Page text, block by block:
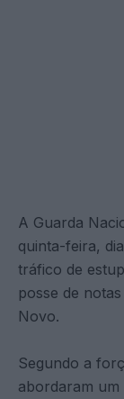
A Guarda
quinta-feira,
tráfico de
posse de
Novo.
Segundo a
abordaram